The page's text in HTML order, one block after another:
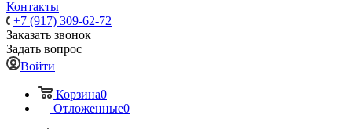
Контакты
+7 (917) 309-62-72
Заказать звонок
Задать вопрос
Войти
Корзина0
Отложенные0